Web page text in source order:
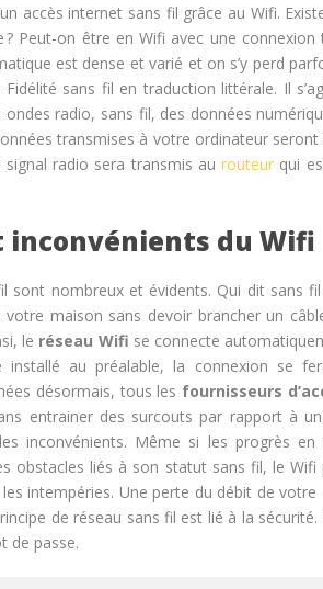
accès internet sans fil grâce au Wifi.
? Peut-on être en Wifi avec une
est dense et varié et on s’y perd
Fidélité sans fil en traduction littérale. Il
radio, sans fil, des données
transmises à votre ordinateur
signal radio sera transmis aurouteur qui
inconvénients du Wifi
sont nombreux et évidents. Qui dit sans
maison sans devoir brancher un
le réseau Wifi se connecte
au préalable, la connexion se
désormais, tous les fournisseurs
entrainer des surcouts par rapport à
inconvénients. Même si les progrès
obstacles liés à son statut sans fil, le
intempéries. Une perte du débit de
de réseau sans fil est lié à la sécurité.
de passe.